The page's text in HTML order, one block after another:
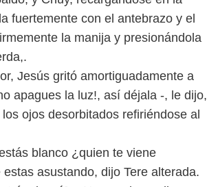
fuertemente con el antebrazo y el
la manija y presionándola
Jesús gritó amortiguadamente a
apagues la luz!, así déjala -, le dijo,
ojos desorbitados refiriéndose al
blanco ¿quien te viene
asustando, dijo Tere alterada.